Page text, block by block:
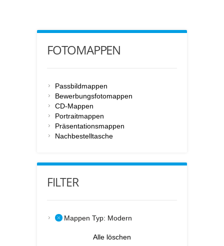
FOTOMAPPEN
Passbildmappen
Bewerbungsfotomappen
CD-Mappen
Portraitmappen
Präsentationsmappen
Nachbestelltasche
FILTER
Mappen Typ: Modern
Alle löschen